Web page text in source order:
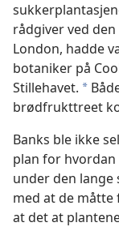
rådgiver ved
London, hadde
botaniker på
Stillehavet. *
brødfrukttreet
Banks ble ikke
plan for
under den
med at de
at det at